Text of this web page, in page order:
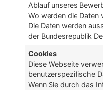
Ablauf unseres
Wo werden die Daten
Die Daten werden
der Bundesrepublik
Cookies
Diese Webseite
benutzerspezifische
Wenn Sie durch das